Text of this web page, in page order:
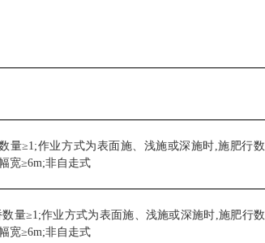
量≥1;作业方式为表面施、浅施或深施时,施肥行数
宽≥6m;非自走式
数量≥1;作业方式为表面施、浅施或深施时,施肥行数
宽≥6m;非自走式